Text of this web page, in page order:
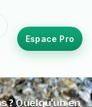
Espace Pro